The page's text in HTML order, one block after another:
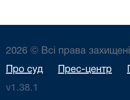
2026 © Всі права захищені
Про суд Прес-центр
v1.38.1